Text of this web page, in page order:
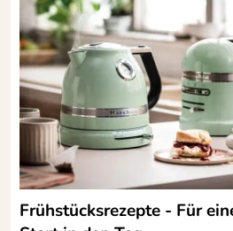
Kaufdatum: 13.04.2020
Bewertungsdatum: 23.04.2020
Gerd
*****
Verifizierte Bewertung
faire Preise, große Auswahl,
unkompliziert
Kaufdatum: 05.03.2020
Bewertungsdatum: 19.03.2020
Roswitha
*****
Frühstücksrezepte - Für